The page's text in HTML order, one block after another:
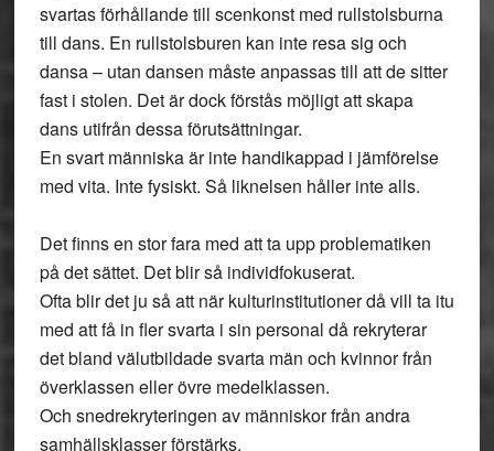
svartas förhållande till scenkonst med rullstolsburna
till dans. En rullstolsburen kan inte resa sig och
dansa – utan dansen måste anpassas till att de sitter
fast i stolen. Det är dock förstås möjligt att skapa
dans utifrån dessa förutsättningar.
En svart människa är inte handikappad i jämförelse
med vita. Inte fysiskt. Så liknelsen håller inte alls.
Det finns en stor fara med att ta upp problematiken
på det sättet. Det blir så individfokuserat.
Ofta blir det ju så att när kulturinstitutioner då vill ta itu
med att få in fler svarta i sin personal då rekryterar
det bland välutbildade svarta män och kvinnor från
överklassen eller övre medelklassen.
Och snedrekryteringen av människor från andra
samhällsklasser förstärks.